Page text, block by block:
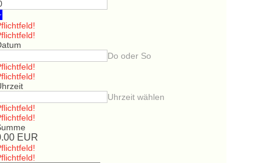
Do oder So
Uhrzeit wählen
EUR